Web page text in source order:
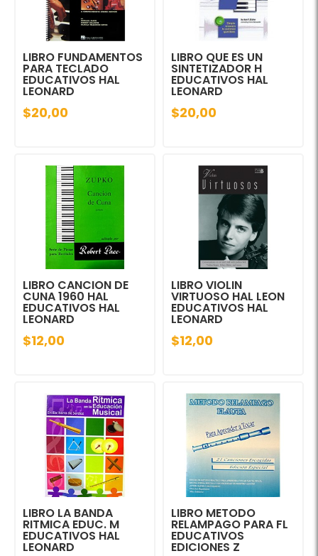
LIBRO FUNDAMENTOS
PARA TECLADO
EDUCATIVOS HAL
LEONARD
$20,00
LIBRO QUE ES UN
SINTETIZADOR H
EDUCATIVOS HAL
LEONARD
$20,00
LIBRO CANCION DE
CUNA 1960 HAL
EDUCATIVOS HAL
LEONARD
$12,00
LIBRO VIOLIN
VIRTUOSO HAL LEON
EDUCATIVOS HAL
LEONARD
$12,00
LIBRO LA BANDA
RITMICA EDUC. M
EDUCATIVOS HAL
LEONARD
LIBRO METODO
RELAMPAGO PARA FL
EDUCATIVOS
EDICIONES Z